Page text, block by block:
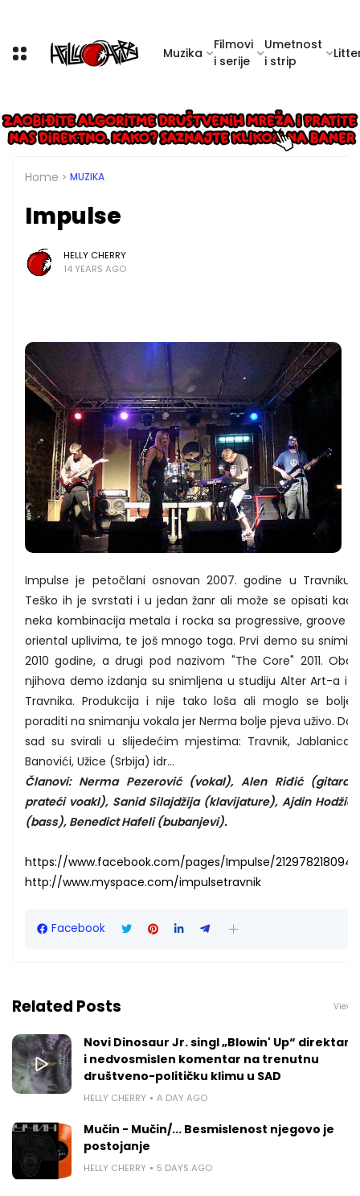
Muzika
Filmovi
i serije
Umetnost
i strip
Home MUZIKA
Impulse
HELLY CHERRY
14 YEARS AGO
Impulse je petočlani osnovan 2007. godine u Travniku.
Teško ih je svrstati i u jedan žanr ali može se opisati kao
neka kombinacija metala i rocka sa progressive, groove i
oriental uplivima, te još mnogo toga. Prvi demo su snimili
2010 godine, a drugi pod nazivom "The Core" 2011. Oba
njihova demo izdanja su snimljena u studiju Alter Art-a iz
Travnika. Produkcija i nije tako loša ali moglo se bolje
poraditi na snimanju vokala jer Nerma bolje pjeva uživo. Do
sad su svirali u slijedećim mjestima: Travnik, Jablanica,
Banovići, Užice (Srbija) idr...
Članovi: Nerma Pezerović (vokal), Alen Riđić (gitara,
prateći voakl), Sanid Silajdžija (klavijature), Ajdin Hodžić
(bass), Benedict Hafeli (bubanjevi).
https://www.facebook.com/pages/Impulse/212978218094
http://www.myspace.com/impulsetravnik
Facebook
Related Posts View
Novi Dinosaur Jr. singl „Blowin' Up“ direktan
i nedvosmislen komentar na trenutnu
društveno-političku klimu u SAD
HELLY CHERRY A DAY AGO
Mučin - Mučin/... Besmislenost njegovo je
postojanje
HELLY CHERRY 5 DAYS AGO